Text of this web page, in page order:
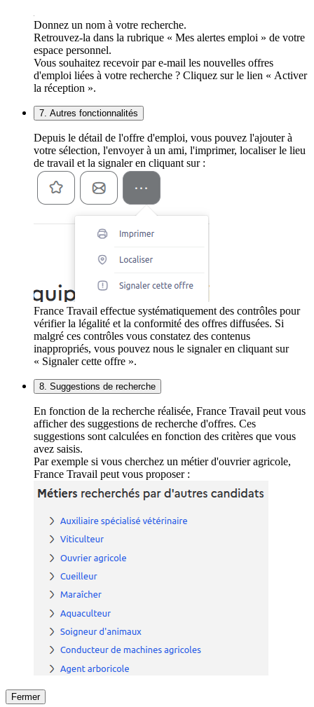
Donnez un nom à votre recherche.
Retrouvez-la dans la rubrique « Mes alertes emploi » de votre
espace personnel.
Vous souhaitez recevoir par e-mail les nouvelles offres
d'emploi liées à votre recherche ? Cliquez sur le lien « Activer
la réception ».
7. Autres fonctionnalités
Depuis le détail de l'offre d'emploi, vous pouvez l'ajouter à
votre sélection, l'envoyer à un ami, l'imprimer, localiser le lieu
de travail et la signaler en cliquant sur :
France Travail effectue systématiquement des contrôles pour
vérifier la légalité et la conformité des offres diffusées. Si
malgré ces contrôles vous constatez des contenus
inappropriés, vous pouvez nous le signaler en cliquant sur
« Signaler cette offre ».
8. Suggestions de recherche
En fonction de la recherche réalisée, France Travail peut vous
afficher des suggestions de recherche d'offres. Ces
suggestions sont calculées en fonction des critères que vous
avez saisis.
Par exemple si vous cherchez un métier d'ouvrier agricole,
France Travail peut vous proposer :
Fermer